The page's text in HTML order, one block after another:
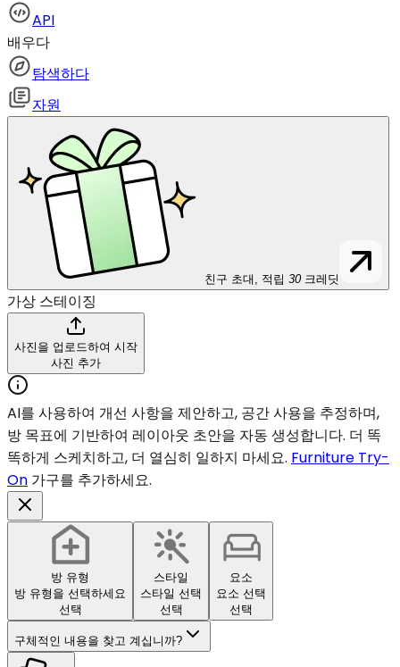
API
배우다
탐색하다
자원
친구 초대, 적립 30 크레딧
가상 스테이징
사진을 업로드하여 시작
사진 추가
AI를 사용하여 개선 사항을 제안하고, 공간 사용을 추정하며,
방 목표에 기반하여 레이아웃 초안을 자동 생성합니다. 더 똑
똑하게 스케치하고, 더 열심히 일하지 마세요. Furniture Try-
On 가구를 추가하세요.
방 유형
방 유형을 선택하세요
선택
스타일
스타일 선택
선택
요소
요소 선택
선택
구체적인 내용을 찾고 계십니까?